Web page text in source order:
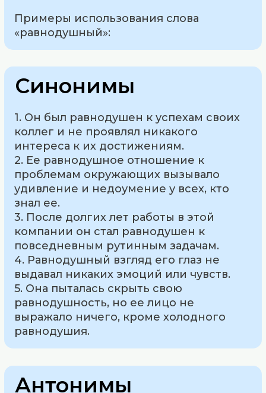
Примеры использования слова
«равнодушный»:
Синонимы
1. Он был равнодушен к успехам своих
коллег и не проявлял никакого
интереса к их достижениям.
2. Ее равнодушное отношение к
проблемам окружающих вызывало
удивление и недоумение у всех, кто
знал ее.
3. После долгих лет работы в этой
компании он стал равнодушен к
повседневным рутинным задачам.
4. Равнодушный взгляд его глаз не
выдавал никаких эмоций или чувств.
5. Она пыталась скрыть свою
равнодушность, но ее лицо не
выражало ничего, кроме холодного
равнодушия.
Антонимы